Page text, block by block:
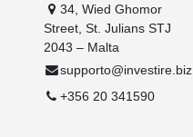
34, Wied Ghomor
Street, St. Julians STJ
2043 – Malta
supporto@investire.biz
+356 20 341590